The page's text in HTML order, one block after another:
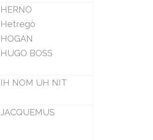
HERNO
Hetregò
HOGAN
HUGO BOSS
IH NOM UH NIT
JACQUEMUS